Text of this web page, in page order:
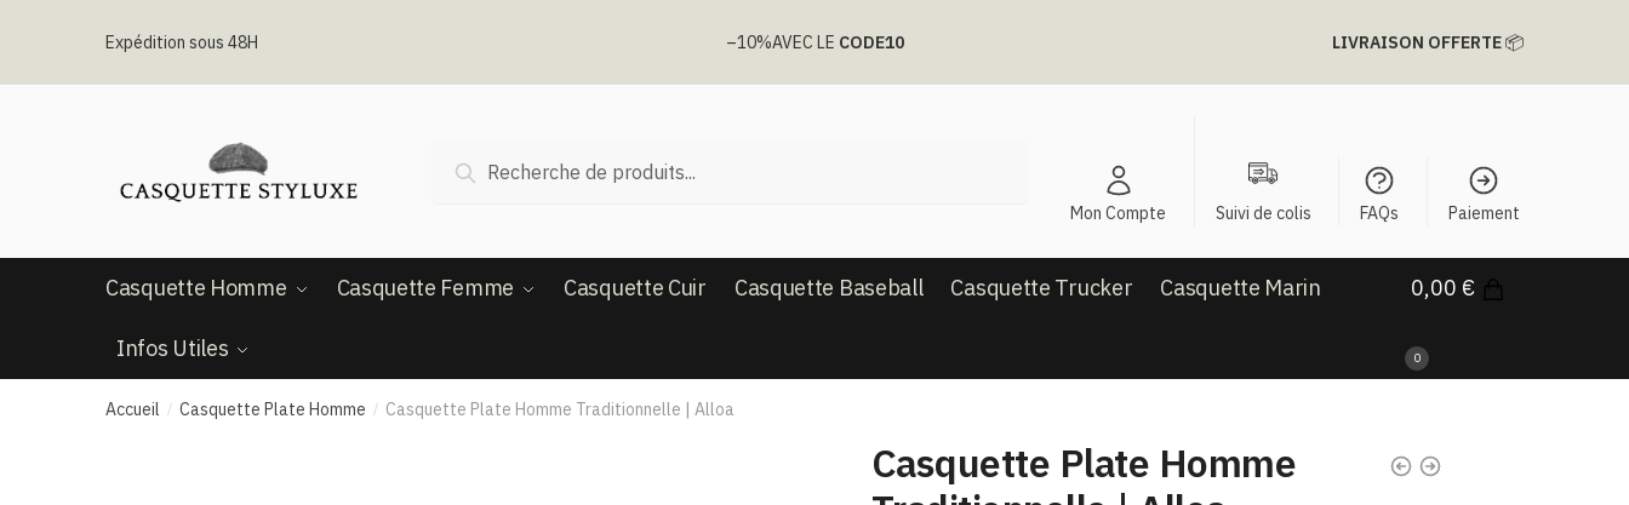
Expédition sous 48H –10%AVEC LE CODE10 LIVRAISON OFFERTE📦
pour :
Recherche
Mon Compte Suivi de colis FAQs Paiement
Casquette Homme Casquette Femme Casquette Cuir Casquette Baseball Casquette Trucker Casquette Marin
Infos Utiles
0,00 €
0
Accueil / Casquette Plate Homme / Casquette Plate Homme Traditionnelle | Alloa
Casquette Plate Homme